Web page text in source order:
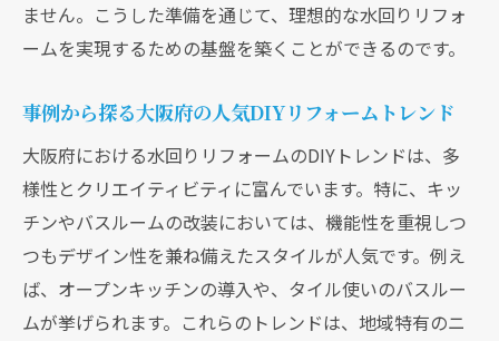
ません。こうした準備を通じて、理想的な水回りリフォ
ームを実現するための基盤を築くことができるのです。
事例から探る大阪府の人気DIYリフォームトレンド
大阪府における水回りリフォームのDIYトレンドは、多
様性とクリエイティビティに富んでいます。特に、キッ
チンやバスルームの改装においては、機能性を重視しつ
つもデザイン性を兼ね備えたスタイルが人気です。例え
ば、オープンキッチンの導入や、タイル使いのバスルー
ムが挙げられます。これらのトレンドは、地域特有のニ